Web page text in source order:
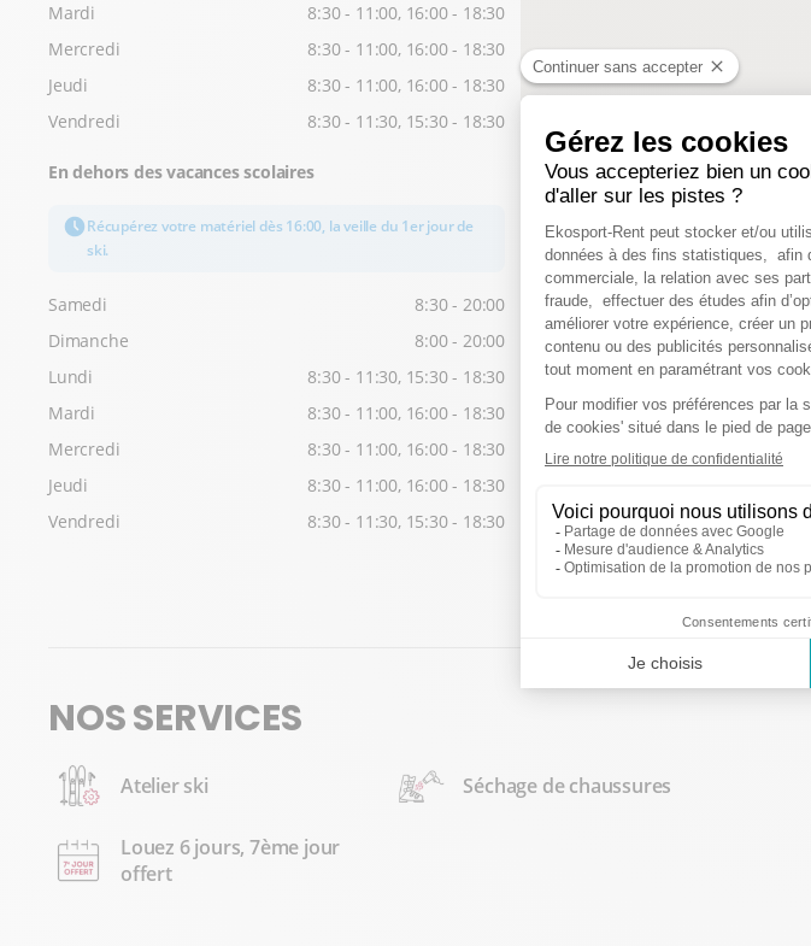
Mardi
8:30 - 11:00, 16:00 - 18:30
Mercredi
8:30 - 11:00, 16:00 - 18:30
Jeudi
8:30 - 11:00, 16:00 - 18:30
Vendredi
8:30 - 11:30, 15:30 - 18:30
En dehors des vacances scolaires
Récupérez votre matériel dès 16:00, la veille du 1er jour de
ski.
Samedi
8:30 - 20:00
Dimanche
8:00 - 20:00
Lundi
8:30 - 11:30, 15:30 - 18:30
Mardi
8:30 - 11:00, 16:00 - 18:30
Mercredi
8:30 - 11:00, 16:00 - 18:30
Jeudi
8:30 - 11:00, 16:00 - 18:30
Vendredi
8:30 - 11:30, 15:30 - 18:30
NOS SERVICES
Atelier ski Séchage de chaussures
Louez 6 jours, 7ème jour
offert